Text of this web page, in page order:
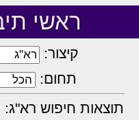
ראשי
קיצור:
תחום:
תוצאות חיפוש רא"ג: